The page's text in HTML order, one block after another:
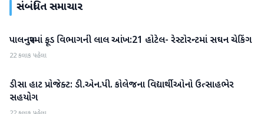
સંબંધિત સમાચાર
બનાસકાંઠા
પાલનપુરમાં ફૂડ વિભાગની લાલ આંખ:21 હોટેલ- રેસ્ટોરન્ટમાં સઘન ચેકિંગ
22 કલાક પહેલા
બનાસકાંઠા
ડીસા હાટ પ્રોજેક્ટ: ડી.એન.પી. કોલેજના વિદ્યાર્થીઓનો ઉત્સાહભેર
સહયોગ